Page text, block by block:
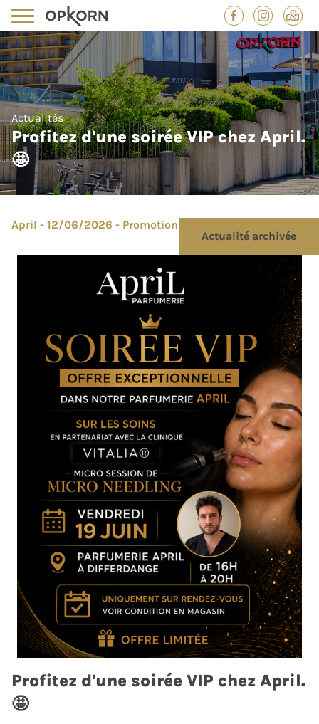
Actualités
Profitez d'une soirée VIP chez April.
🤩
Actualité archivée
April - 12/06/2026 - Promotion
Profitez d'une soirée VIP chez April.
🤩